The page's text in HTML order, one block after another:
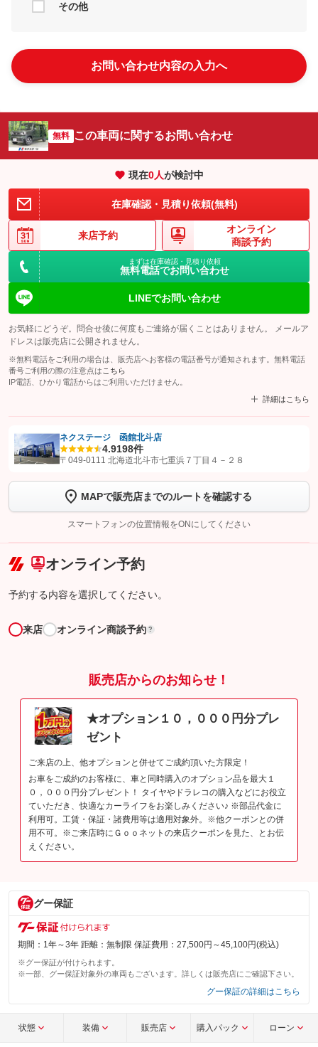
その他
お問い合わせ内容の入力へ
無料 この車両に関するお問い合わせ
現在0人が検討中
在庫確認・見積り依頼(無料)
来店予約
オンライン
商談予約
まずは在庫確認・見積り依頼
無料電話でお問い合わせ
LINEでお問い合わせ
お気軽にどうぞ。問合せ後に何度もご連絡が届くことはありません。 メールア
ドレスは販売店に公開されません。
※無料電話をご利用の場合は、販売店へお客様の電話番号が通知されます。無料電話
番号ご利用の際の注意点は こちら
IP電話、ひかり電話からはご利用いただけません。
詳細はこちら
【STEP1】認証画面でグーネットを友だち追加してから「許可する」ボタンを押
トーク画面で
ボタンをタップして問い合わせを
完了してください。
こちら
ネクステージ 函館北斗店
4.9198件
〒049-0111 北海道北斗市七重浜７丁目４－２８
MAPで販売店までのルートを確認する
スマートフォンの位置情報をONにしてください
オンライン予約
予約する内容を選択してください。
来店 オンライン商談予約 ?
販売店からのお知らせ！
★オプション１０，０００円分プレ
ゼント
ご来店の上、他オプションと併せてご成約頂いた方限定！
お車をご成約のお客様に、車と同時購入のオプション品を最大１
０，０００円分プレゼント！ タイヤやドラレコの購入などにお役立
ていただき、快適なカーライフをお楽しみください♪ ※部品代金に
利用可。工賃・保証・諸費用等は適用対象外。※他クーポンとの併
用不可。※ご来店時にＧｏｏネットの来店クーポンを見た、とお伝
えください。
グー保証
期間：1年～3年 距離：無制限 保証費用：27,500円～45,100円(税込)
※グー保証が付けられます。
※一部、グー保証対象外の車両もございます。詳しくは販売店にご確認下さい。
グー保証の詳細はこちら
状態 装備 販売店 購入パック ローン